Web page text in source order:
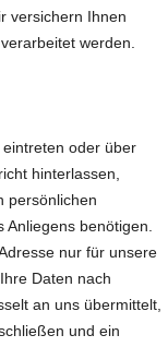
versichern Ihnen
werden.
oder über
hinterlassen,
persönlichen
benötigen.
nur für unsere
Daten nach
an uns übermittelt,
und ein